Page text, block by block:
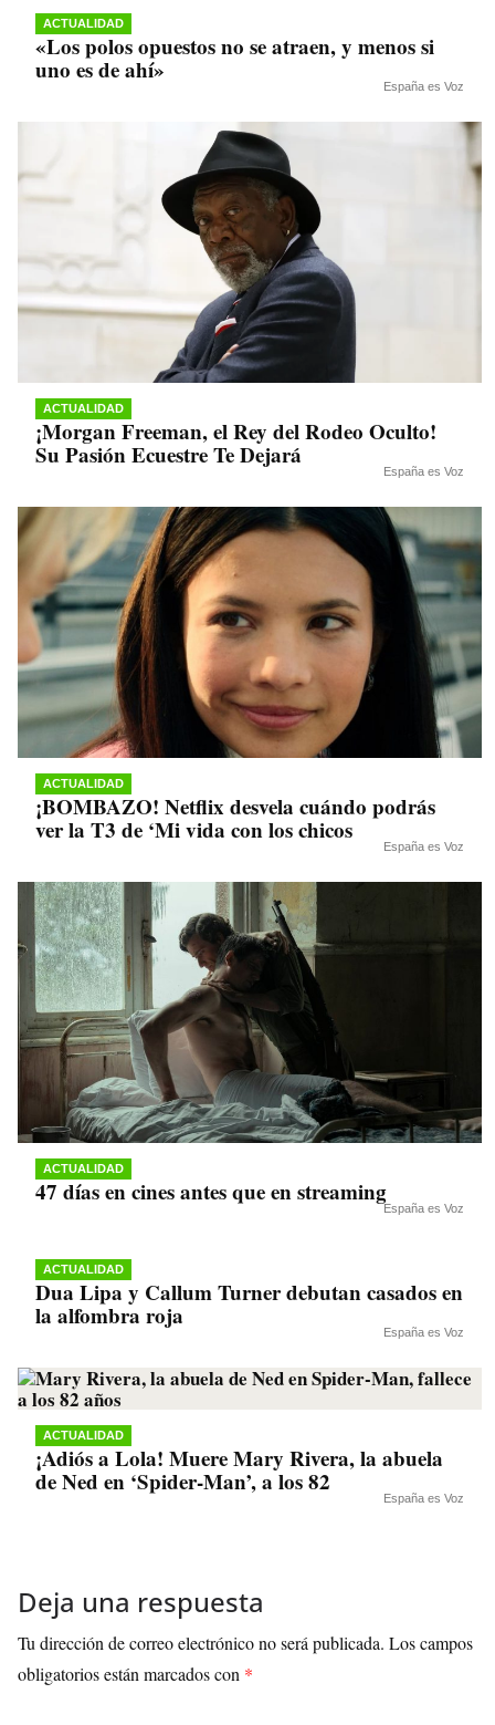
ACTUALIDAD
«Los polos opuestos no se atraen, y menos si
uno es de ahí»
España es Voz
ACTUALIDAD
¡Morgan Freeman, el Rey del Rodeo Oculto!
Su Pasión Ecuestre Te Dejará
España es Voz
ACTUALIDAD
¡BOMBAZO! Netflix desvela cuándo podrás
ver la T3 de ‘Mi vida con los chicos
España es Voz
ACTUALIDAD
47 días en cines antes que en streaming
España es Voz
ACTUALIDAD
Dua Lipa y Callum Turner debutan casados en
la alfombra roja
España es Voz
ACTUALIDAD
¡Adiós a Lola! Muere Mary Rivera, la abuela
de Ned en ‘Spider-Man’, a los 82
España es Voz
Deja una respuesta
Tu dirección de correo electrónico no será publicada. Los campos
obligatorios están marcados con *